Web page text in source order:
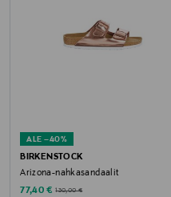
lämmin pipo,
ribbineulepipo
ALE –40%
BIRKENSTOCK
Arizona-nahkasandaalit
Discounted Price
77,40 € Original Price
130,00 €